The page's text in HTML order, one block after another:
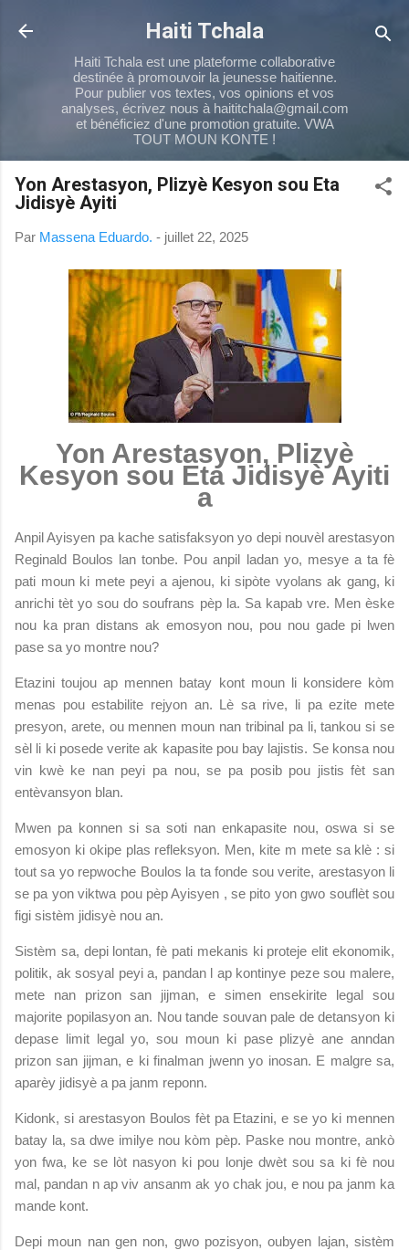
Passer au contenu principal
Haiti Tchala
Haiti Tchala est une plateforme collaborative
destinée à promouvoir la jeunesse haitienne.
Pour publier vos textes, vos opinions et vos
analyses, écrivez nous à haititchala@gmail.com
et bénéficiez d'une promotion gratuite. VWA
TOUT MOUN KONTE !
Yon Arestasyon, Plizyè Kesyon sou Eta
Jidisyè Ayiti
Par Massena Eduardo. - juillet 22, 2025
Yon Arestasyon, Plizyè
Kesyon sou Eta Jidisyè Ayiti
a
Anpil Ayisyen pa kache satisfaksyon yo depi nouvèl arestasyon
Reginald Boulos lan tonbe. Pou anpil ladan yo, mesye a ta fè
pati moun ki mete peyi a ajenou, ki sipòte vyolans ak gang, ki
anrichi tèt yo sou do soufrans pèp la. Sa kapab vre. Men èske
nou ka pran distans ak emosyon nou, pou nou gade pi lwen
pase sa yo montre nou?
Etazini toujou ap mennen batay kont moun li konsidere kòm
menas pou estabilite rejyon an. Lè sa rive, li pa ezite mete
presyon, arete, ou mennen moun nan tribinal pa li, tankou si se
sèl li ki posede verite ak kapasite pou bay lajistis. Se konsa nou
vin kwè ke nan peyi pa nou, se pa posib pou jistis fèt san
entèvansyon blan.
Mwen pa konnen si sa soti nan enkapasite nou, oswa si se
emosyon ki okipe plas refleksyon. Men, kite m mete sa klè : si
tout sa yo repwoche Boulos la ta fonde sou verite, arestasyon li
se pa yon viktwa pou pèp Ayisyen , se pito yon gwo souflèt sou
figi sistèm jidisyè nou an.
Sistèm sa, depi lontan, fè pati mekanis ki proteje elit ekonomik,
politik, ak sosyal peyi a, pandan l ap kontinye peze sou malere,
mete nan prizon san jijman, e simen ensekirite legal sou
majorite popilasyon an. Nou tande souvan pale de detansyon ki
depase limit legal yo, sou moun ki pase plizyè ane anndan
prizon san jijman, e ki finalman jwenn yo inosan. E malgre sa,
aparèy jidisyè a pa janm reponn.
Kidonk, si arestasyon Boulos fèt pa Etazini, e se yo ki mennen
batay la, sa dwe imilye nou kòm pèp. Paske nou montre, ankò
yon fwa, ke se lòt nasyon ki pou lonje dwèt sou sa ki fè nou
mal, pandan n ap viv ansanm ak yo chak jou, e nou pa janm ka
mande kont.
Depi moun nan gen non, gwo pozisyon, oubyen lajan, sistèm